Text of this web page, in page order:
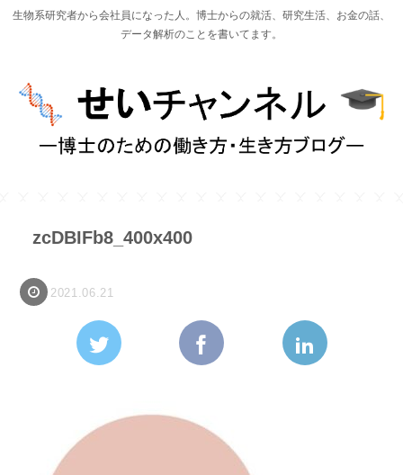
生物系研究者から会社員になった人。博士からの就活、研究生活、お金の話、
データ解析のことを書いてます。
zcDBIFb8_400x400
2021.06.21